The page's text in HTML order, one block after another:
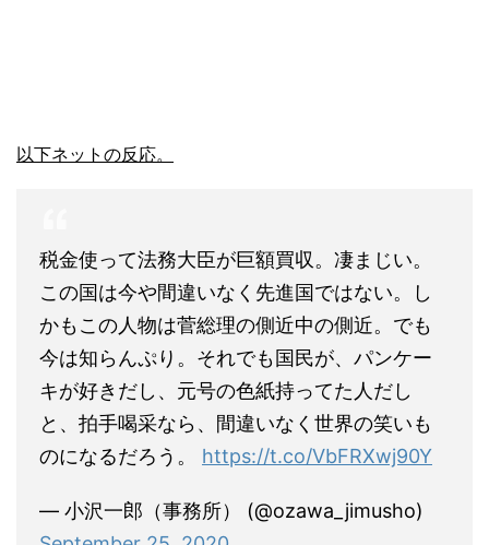
以下ネットの反応。
税金使って法務大臣が巨額買収。凄まじい。
この国は今や間違いなく先進国ではない。し
かもこの人物は菅総理の側近中の側近。でも
今は知らんぷり。それでも国民が、パンケー
キが好きだし、元号の色紙持ってた人だし
と、拍手喝采なら、間違いなく世界の笑いも
のになるだろう。 https://t.co/VbFRXwj90Y
— 小沢一郎（事務所） (@ozawa_jimusho)